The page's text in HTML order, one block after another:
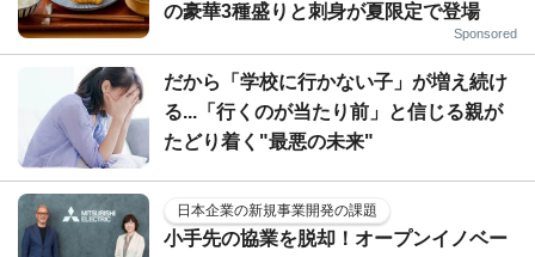
の豪華3種盛りと刺身が夏限定で登場
Sponsored
だから「学校に行かない子」が増え続け
る...「行くのが当たり前」と信じる親が
たどり着く"最悪の未来"
日本企業の新規事業開発の課題
小手先の協業を脱却！オープンイノベー